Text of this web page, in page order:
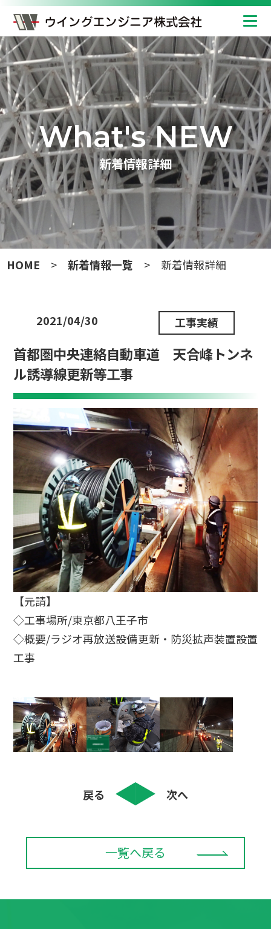
What's NEW
新着情報詳細
HOME 新着情報一覧 新着情報詳細
2021/04/30 工事実績
首都圏中央連絡自動車道 天合峰トンネ
ル誘導線更新等工事
【元請】
◇工事場所/東京都八王子市
◇概要/ラジオ再放送設備更新・防災拡声装置設置
工事
戻る 次へ
一覧へ戻る